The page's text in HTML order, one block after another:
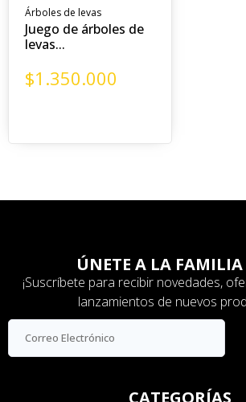
Árboles de levas
Juego de árboles de
levas...
$1.350.000
ÚNETE A LA
¡Suscríbete para recibir novedades,
lanzamientos de nuevos